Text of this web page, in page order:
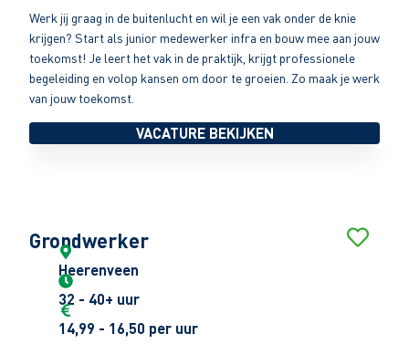
Werk jij graag in de buitenlucht en wil je een vak onder de knie
krijgen? Start als junior medewerker infra en bouw mee aan jouw
toekomst! Je leert het vak in de praktijk, krijgt professionele
begeleiding en volop kansen om door te groeien. Zo maak je werk
van jouw toekomst.
VACATURE BEKIJKEN
Grondwerker
Heerenveen
32 - 40+ uur
14,99 - 16,50 per uur